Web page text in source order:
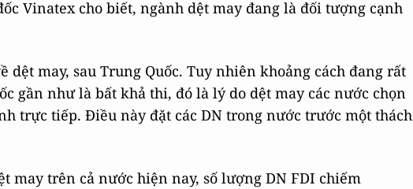
Vinatex cho biết, ngành dệt may đang là đối tượng cạnh
dệt may, sau Trung Quốc. Tuy nhiên khoảng cách đang rất
gần như là bất khả thi, đó là lý do dệt may các nước chọn
trực tiếp. Điều này đặt các DN trong nước trước một thách
may trên cả nước hiện nay, số lượng DN FDI chiếm